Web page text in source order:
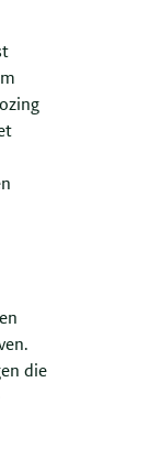
die